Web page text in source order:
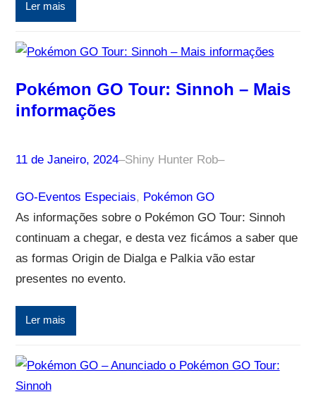
Ler mais
Pokémon GO Tour: Sinnoh – Mais
informações
11 de Janeiro, 2024–Shiny Hunter Rob–
GO-Eventos Especiais, Pokémon GO
As informações sobre o Pokémon GO Tour: Sinnoh
continuam a chegar, e desta vez ficámos a saber que
as formas Origin de Dialga e Palkia vão estar
presentes no evento.
Ler mais